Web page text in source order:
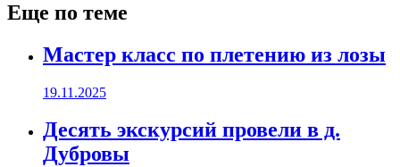
записям
Еще по теме
Мастер класс по плетению из лозы
19.11.2025
Десять экскурсий провели в д.
Дубровы